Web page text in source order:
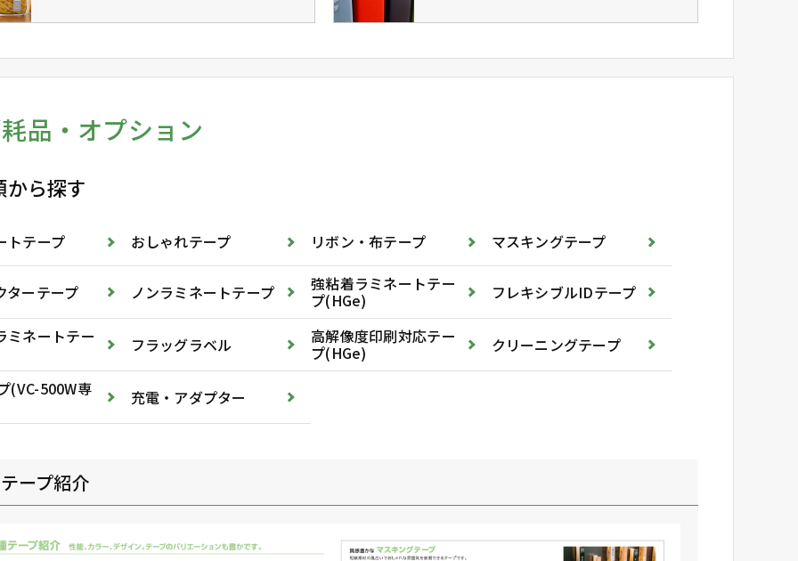
品・オプション
から探す
トテープ おしゃれテープ リボン・布テープ マスキングテープ
ターテープ ノンラミネートテープ 強粘着ラミネートテー
プ(HGe) フレキシブルIDテープ
ミネートテー フラッグラベル 高解像度印刷対応テー
プ(HGe) クリーニングテープ
(VC-500W専 充電・アダプター
ープ紹介